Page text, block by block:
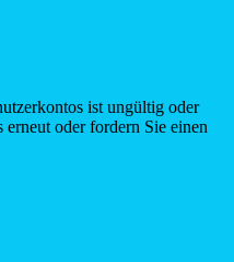
ist ungültig oder
erneut oder fordern Sie einen